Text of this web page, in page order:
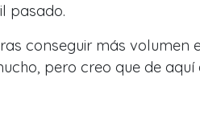
pasado.
conseguir más volumen
pero creo que de